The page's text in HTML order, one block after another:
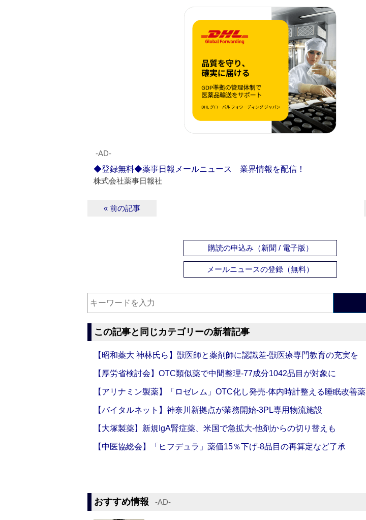
‐AD‐
◆登録無料◆薬事日報メールニュース 業界情報を配信！
株式会社薬事日報社
« 前の記事
購読の申込み（新聞 / 電子版）
メールニュースの登録（無料）
この記事と同じカテゴリーの新着記事
【昭和薬大 神林氏ら】獣医師と薬剤師に認識差‐獣医療専門教育の充実を
【厚労省検討会】OTC類似薬で中間整理‐77成分1042品目が対象に
【アリナミン製薬】「ロゼレム」OTC化し発売‐体内時計整える睡眠改善薬
【バイタルネット】神奈川新拠点が業務開始‐3PL専用物流施設
【大塚製薬】新規IgA腎症薬、米国で急拡大‐他剤からの切り替えも
【中医協総会】「ヒフデュラ」薬価15％下げ‐8品目の再算定など了承
おすすめ情報 ‐AD‐